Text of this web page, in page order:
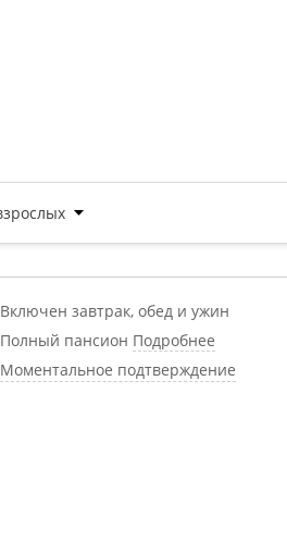
Включен завтрак, обед и ужин
Полный пансион Подробнее
Моментальное подтверждение